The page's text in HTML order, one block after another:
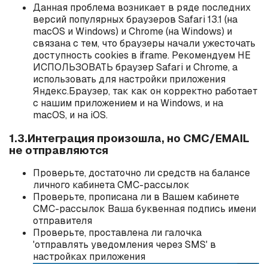
Данная проблема возникает в ряде последних
версий популярных браузеров Safari 13.1 (на
macOS и Windows) и Chrome (на Windows) и
связана с тем, что браузеры начали ужесточать
доступность cookies в iframe. Рекомендуем НЕ
ИСПОЛЬЗОВАТЬ браузер Safari и Chrome, а
использовать для настройки приложения
Яндекс.Браузер, так как он корректно работает
с нашим приложением и на Windows, и на
macOS, и на iOS.
1.3.Интеграция произошла, но СМС/EMAIL
не отправляются
Проверьте, достаточно ли средств на балансе
личного кабинета СМС-рассылок
Проверьте, прописана ли в Вашем кабинете
СМС-рассылок Ваша буквенная подпись имени
отправителя
Проверьте, проставлена ли галочка
'отправлять уведомления через SMS' в
настройках приложения